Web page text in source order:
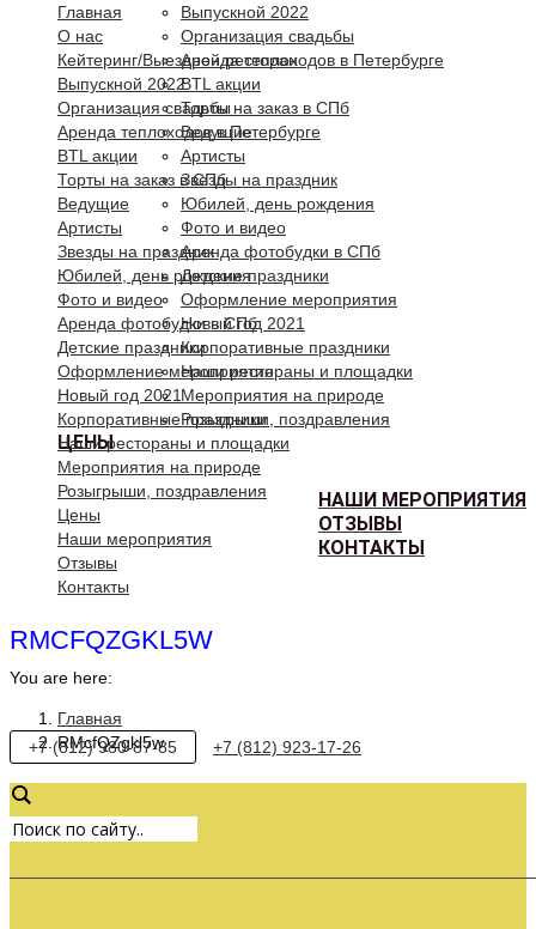
Выпускной 2022
Организация свадьбы
Аренда теплоходов в Петербурге
BTL акции
Торты на заказ в СПб
Ведущие
Артисты
Звезды на праздник
Юбилей, день рождения
Фото и видео
Аренда фотобудки в СПб
Детские праздники
Оформление мероприятия
Новый год 2021
Корпоративные праздники
Наши рестораны и площадки
Мероприятия на природе
Розыгрыши, поздравления
ЦЕНЫ
НАШИ МЕРОПРИЯТИЯ
ОТЗЫВЫ
КОНТАКТЫ
Главная
О нас
Кейтеринг/Выездной ресторан
Выпускной 2022
Организация свадьбы
Аренда теплоходов в Петербурге
BTL акции
Торты на заказ в СПб
Ведущие
Артисты
Звезды на праздник
Юбилей, день рождения
Фото и видео
Аренда фотобудки в СПб
Детские праздники
Оформление мероприятия
Новый год 2021
Корпоративные праздники
Наши рестораны и площадки
Мероприятия на природе
Розыгрыши, поздравления
Цены
Наши мероприятия
Отзывы
Контакты
RMCFQZGKL5W
You are here:
Главная
RMcfQZgkl5w
+7 (812) 980-87-85 +7 (812) 923-17-26